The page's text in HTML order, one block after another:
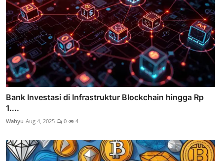
Bank Investasi di Infrastruktur Blockchain hingga Rp
1....
Wahyu Aug 4, 2025 0 4